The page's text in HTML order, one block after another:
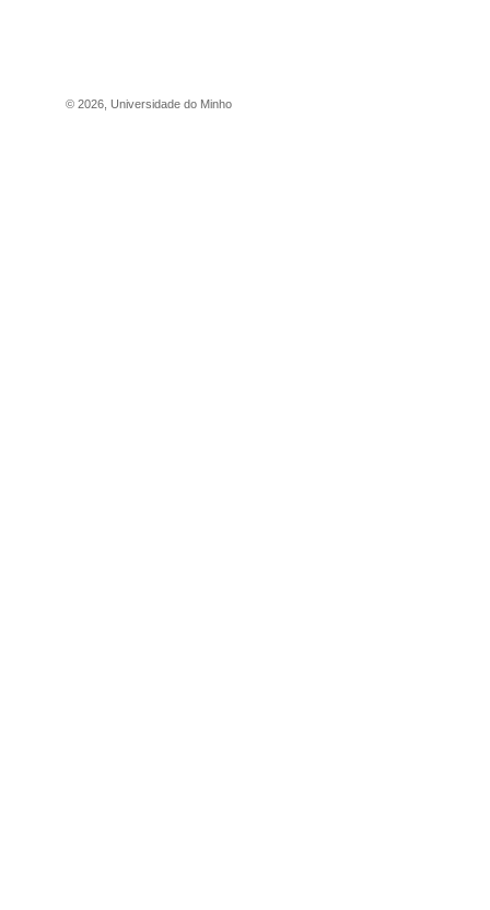
© 2026 Universidade do Minho